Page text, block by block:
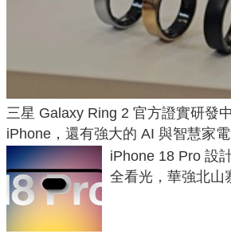
三星 Galaxy Ring 2 官方證實研發
iPhone，還有強大的 AI 與智慧家
iPhone 18 Pro 設
全看光，華強北山